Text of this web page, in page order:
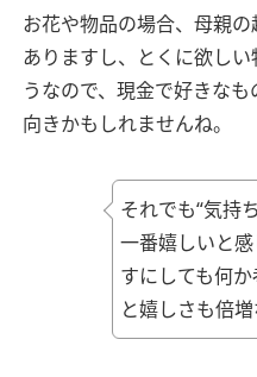
お花や物品の場合、母親
ありますし、とくに欲し
うなので、現金で好きな
向きかもしれませんね。
それでも“気持
一番嬉しいと
すにしても何
と嬉しさも倍